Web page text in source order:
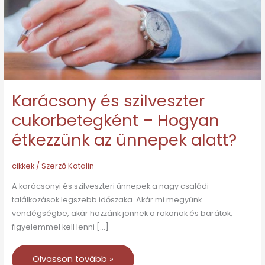
Karácsony és szilveszter
cukorbetegként – Hogyan
étkezzünk az ünnepek alatt?
cikkek/ SzerzőKatalin
A karácsonyi és szilveszteri ünnepek a nagy családi
találkozások legszebb időszaka. Akár mi megyünk
vendégségbe, akár hozzánk jönnek a rokonok és barátok,
figyelemmel kell lenni […]
Hogyan
étkezzünk
az
ünnepek
alatt?
Olvasson tovább »